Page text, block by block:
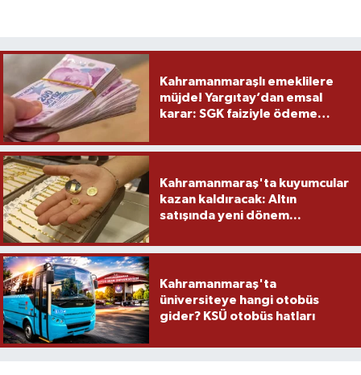
Kahramanmaraşlı emeklilere
müjde! Yargıtay’dan emsal
karar: SGK faiziyle ödeme
Kahramanmaraş'ta kuyumcular
kazan kaldıracak: Altın
satışında yeni dönem...
Kahramanmaraş'ta
üniversiteye hangi otobüs
gider? KSÜ otobüs hatları